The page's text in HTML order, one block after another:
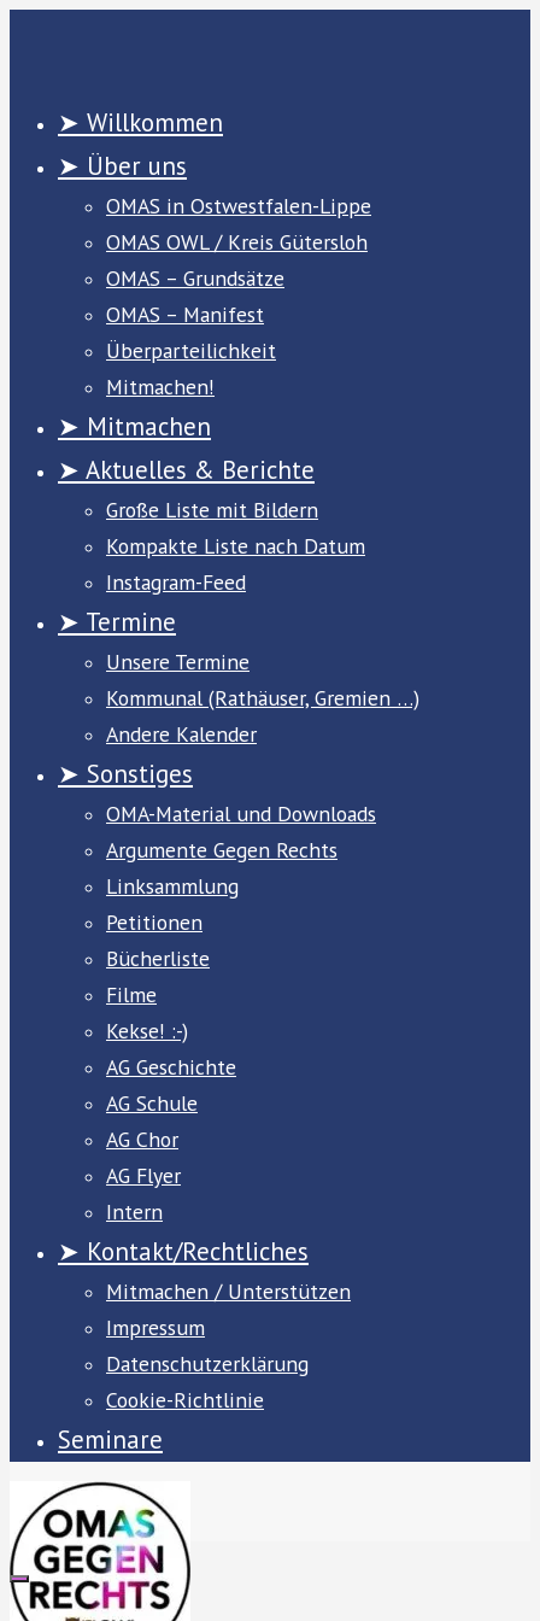
➤ Willkommen
➤ Über uns
OMAS in Ostwestfalen-Lippe
OMAS OWL / Kreis Gütersloh
OMAS – Grundsätze
OMAS – Manifest
Überparteilichkeit
Mitmachen!
➤ Mitmachen
➤ Aktuelles & Berichte
Große Liste mit Bildern
Kompakte Liste nach Datum
Instagram-Feed
➤ Termine
Unsere Termine
Kommunal (Rathäuser, Gremien …)
Andere Kalender
➤ Sonstiges
OMA-Material und Downloads
Argumente Gegen Rechts
Linksammlung
Petitionen
Bücherliste
Filme
Kekse! :-)
AG Geschichte
AG Schule
AG Chor
AG Flyer
Intern
➤ Kontakt/Rechtliches
Mitmachen / Unterstützen
Impressum
Datenschutzerklärung
Cookie-Richtlinie
Seminare